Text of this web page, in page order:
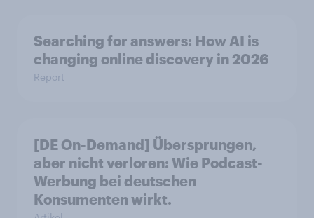
Searching for answers: How AI is
changing online discovery in 2026
Report
[DE On-Demand] Übersprungen,
aber nicht verloren: Wie Podcast-
Werbung bei deutschen
Konsumenten wirkt.